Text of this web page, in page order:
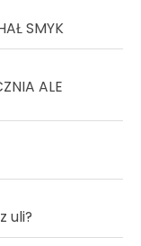
SMYK
ALE
uli?